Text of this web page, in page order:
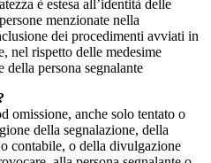
è estesa all’identità delle
menzionate nella
dei procedimenti avviati in
nel rispetto delle medesime
della persona segnalante
omissione, anche solo tentato o
della segnalazione, della
contabile, o della divulgazione